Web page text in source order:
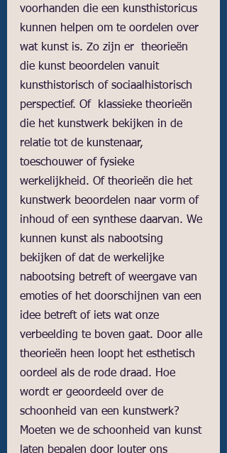
voorhanden die een kunsthistoricus
kunnen helpen om te oordelen over
wat kunst is. Zo zijn er  theorieën
die kunst beoordelen vanuit
kunsthistorisch of sociaalhistorisch
perspectief. Of  klassieke theorieën
die het kunstwerk bekijken in de
relatie tot de kunstenaar,
toeschouwer of fysieke
werkelijkheid. Of theorieën die het
kunstwerk beoordelen naar vorm of
inhoud of een synthese daarvan. We
kunnen kunst als nabootsing
bekijken of dat de werkelijke
nabootsing betreft of weergave van
emoties of het doorschijnen van een
idee betreft of iets wat onze
verbeelding te boven gaat. Door alle
theorieën heen loopt het esthetisch
oordeel als de rode draad. Hoe
wordt er geoordeeld over de
schoonheid van een kunstwerk?
Moeten we de schoonheid van kunst
laten bepalen door louter ons